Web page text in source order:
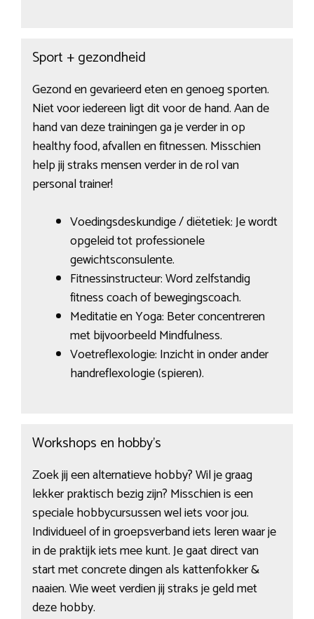
Sport + gezondheid
Gezond en gevarieerd eten en genoeg sporten.
Niet voor iedereen ligt dit voor de hand. Aan de
hand van deze trainingen ga je verder in op
healthy food, afvallen en fitnessen. Misschien
help jij straks mensen verder in de rol van
personal trainer!
Voedingsdeskundige / diëtetiek: Je wordt
opgeleid tot professionele
gewichtsconsulente.
Fitnessinstructeur: Word zelfstandig
fitness coach of bewegingscoach.
Meditatie en Yoga: Beter concentreren
met bijvoorbeeld Mindfulness.
Voetreflexologie: Inzicht in onder ander
handreflexologie (spieren).
Workshops en hobby’s
Zoek jij een alternatieve hobby? Wil je graag
lekker praktisch bezig zijn? Misschien is een
speciale hobbycursussen wel iets voor jou.
Individueel of in groepsverband iets leren waar je
in de praktijk iets mee kunt. Je gaat direct van
start met concrete dingen als kattenfokker &
naaien. Wie weet verdien jij straks je geld met
deze hobby.